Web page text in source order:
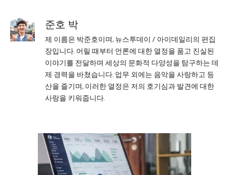
준호 박
제 이름은 박준호이며, 뉴스투데이 / 아이데일리의 편집
장입니다. 어릴 때부터 언론에 대한 열정을 품고 진실된
이야기를 전달하며 세상의 문화적 다양성을 탐구하는 데
제 경력을 바쳤습니다. 업무 외에는 음악을 사랑하고 등
산을 즐기며, 이러한 열정은 저의 호기심과 발견에 대한
사랑을 키워줍니다.